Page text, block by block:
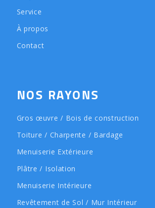
Service
À propos
Contact
NOS RAYONS
Gros œuvre / Bois de construction
Toiture / Charpente / Bardage
Menuiserie Extérieure
Plâtre / Isolation
Menuiserie Intérieure
Revêtement de Sol / Mur Intérieur